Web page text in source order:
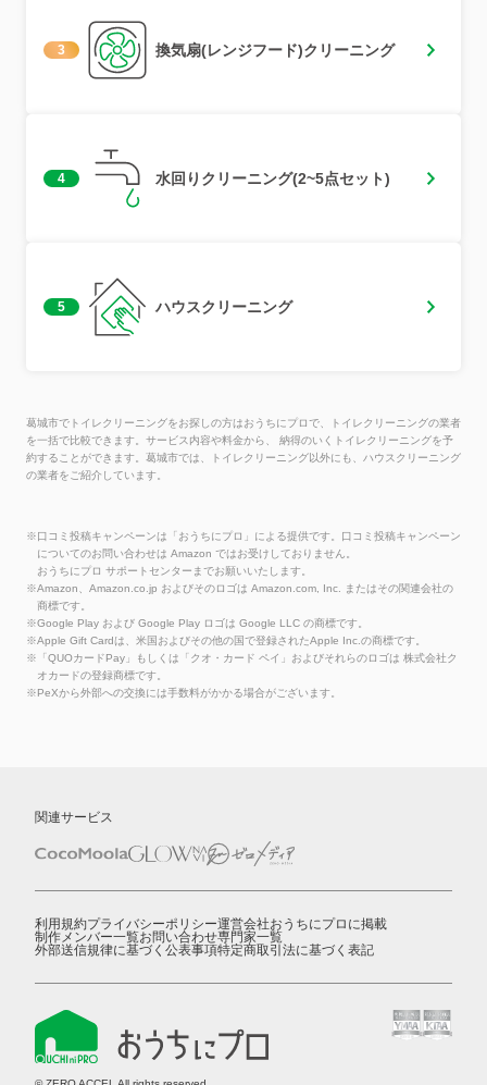
3 換気扇(レンジフード)クリーニング
4 水回りクリーニング(2~5点セット)
5 ハウスクリーニング
葛城市でトイレクリーニングをお探しの方はおうちにプロで、トイレクリーニングの業者
を一括で比較できます。サービス内容や料金から、 納得のいくトイレクリーニングを予
約することができます。葛城市では、トイレクリーニング以外にも、ハウスクリーニング
の業者をご紹介しています。
※口コミ投稿キャンペーンは「おうちにプロ」による提供です。口コミ投稿キャンペーン
についてのお問い合わせは Amazon ではお受けしておりません。
おうちにプロ サポートセンターまでお願いいたします。
※Amazon、Amazon.co.jp およびそのロゴは Amazon.com, Inc. またはその関連会社の
商標です。
※Google Play および Google Play ロゴは Google LLC の商標です。
※Apple Gift Cardは、米国およびその他の国で登録されたApple Inc.の商標です。
※「QUOカードPay」もしくは「クオ・カード ペイ」およびそれらのロゴは 株式会社ク
オカードの登録商標です。
※PeXから外部への交換には手数料がかかる場合がございます。
関連サービス
利用規約プライバシーポリシー運営会社おうちにプロに掲載
制作メンバー一覧お問い合わせ専門家一覧
外部送信規律に基づく公表事項特定商取引法に基づく表記